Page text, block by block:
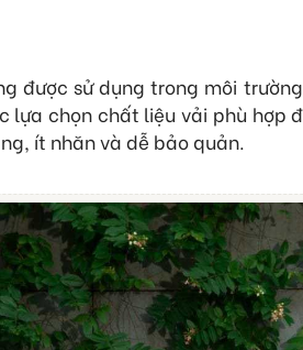
được sử dụng trong môi
lựa chọn chất liệu vải phù hợp
ít nhăn và dễ bảo quản.